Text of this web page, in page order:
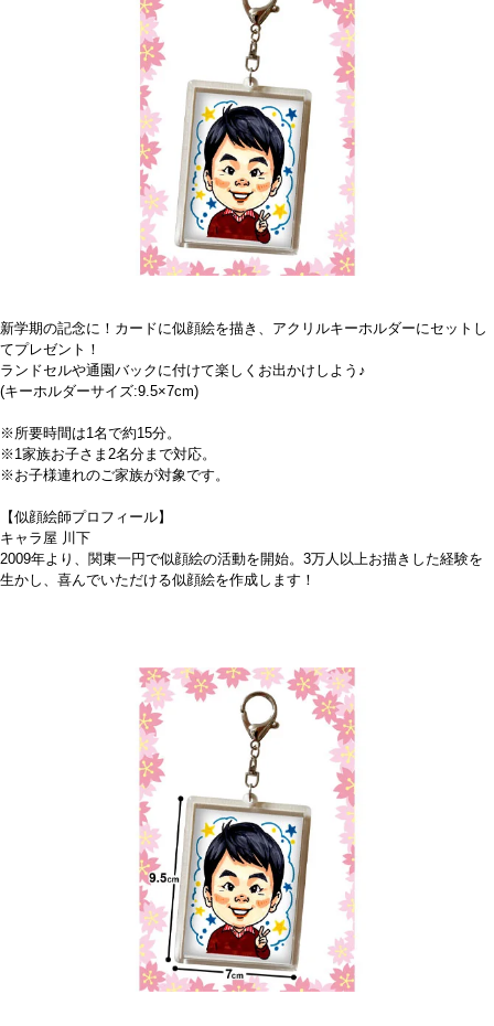
新学期の記念に！カードに似顔絵を描き、アクリルキーホルダーにセットし
てプレゼント！
ランドセルや通園バックに付けて楽しくお出かけしよう♪
(キーホルダーサイズ:9.5×7cm)
※所要時間は1名で約15分。
※1家族お子さま2名分まで対応。
※お子様連れのご家族が対象です。
【似顔絵師プロフィール】
キャラ屋 川下
2009年より、関東一円で似顔絵の活動を開始。3万人以上お描きした経験を
生かし、喜んでいただける似顔絵を作成します！